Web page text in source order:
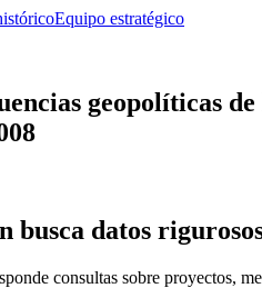
Equipo estratégico
geopolíticas
busca datos
consultas sobre proyectos,